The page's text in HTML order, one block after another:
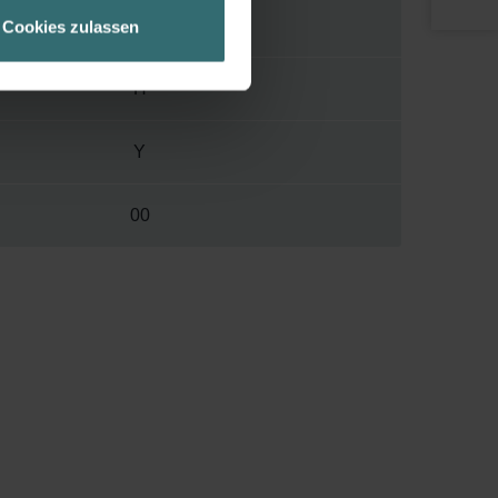
Informationen
über einen Link in der
Cookies zulassen
55 mm
H
Y
00